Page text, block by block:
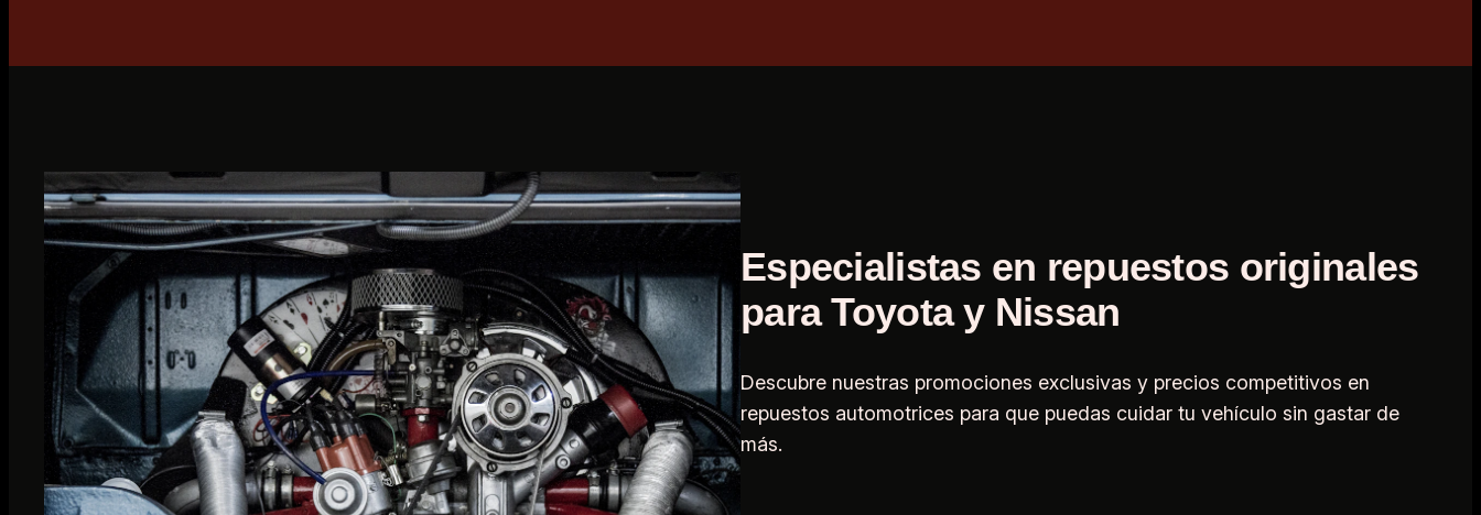
Especialistas en repuestos originales
para Toyota y Nissan
Descubre nuestras promociones exclusivas y precios competitivos en
repuestos automotrices para que puedas cuidar tu vehículo sin gastar de
más.